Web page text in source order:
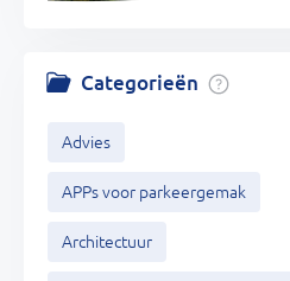
Categorieën
Advies
APPs voor parkeergemak
Architectuur